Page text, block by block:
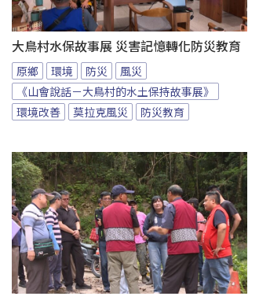
大鳥村水保故事展 災害記憶轉化防災教育
原鄉 環境 防災
風災
《山會說話－大鳥村的水土保持故事展》
環境改善
莫拉克風災 防災教育